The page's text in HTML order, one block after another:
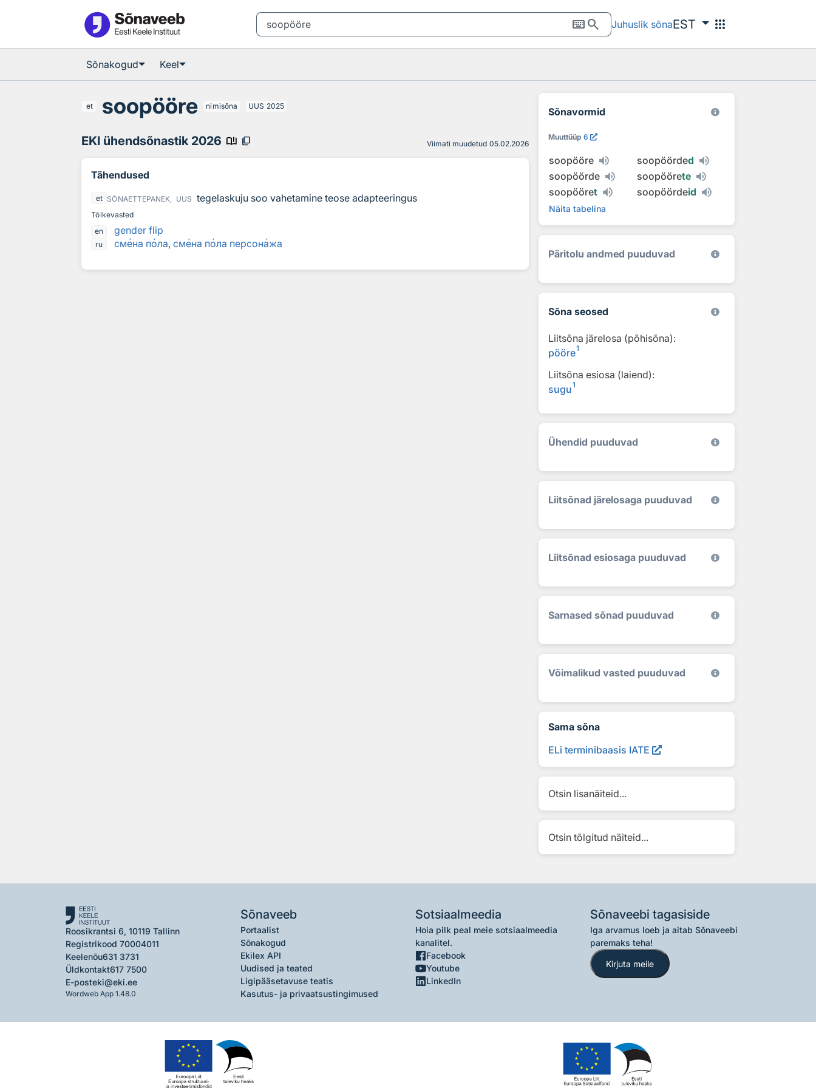
keyboardsearch Juhuslik sõnaEST apps
Sõnakogud Keel
et soopööre nimisõna UUS 2025
EKI ühendsõnastik 2026 book_ribbon content_copy Viimati muudetud 05.02.2026
Tähendused
et SÕNAETTEPANEK, UUS tegelaskuju soo vahetamine teose adapteeringus
Tõlkevasted
en
gender flip
ru смена пола, смена пола персонажа
Sõnavormid
Muuttüüp 6
soopööre soopöörded
soopöörde
soopöörete
soopööret soopöördeid
Näita tabelina
Päritolu andmed puuduvad
Sõna seosed
Liitsõna järelosa (põhisõna):
pööre1
Liitsõna esiosa (laiend):
sugu1
Ühendid puuduvad
Liitsõnad järelosaga puuduvad
Liitsõnad esiosaga puuduvad
Sarnased sõnad puuduvad
Võimalikud vasted puuduvad
Sama sõna
ELi terminibaasis IATE
Otsin lisanäiteid...
Otsin tõlgitud näiteid...
Roosikrantsi 6, 10119 Tallinn
Registrikood 70004011
Keelenõu631 3731
Üldkontakt617 7500
E-posteki@eki.ee
Wordweb App 1.48.0
Sõnaveeb
Portaalist
Sõnakogud
Ekilex API
Uudised ja teated
Ligipääsetavuse teatis
Kasutus- ja privaatsustingimused
Sotsiaalmeedia
Hoia pilk peal meie sotsiaalmeedia
kanalitel.
Facebook
Youtube
LinkedIn
Sõnaveebi tagasiside
Iga arvamus loeb ja aitab Sõnaveebi
paremaks teha!
Kirjuta meile